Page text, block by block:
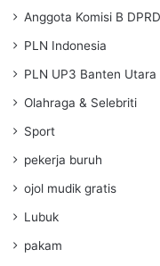
Anggota Komisi B
PLN Indonesia
PLN UP3 Banten Utara
Olahraga & Selebriti
Sport
pekerja buruh
ojol mudik gratis
Lubuk
pakam